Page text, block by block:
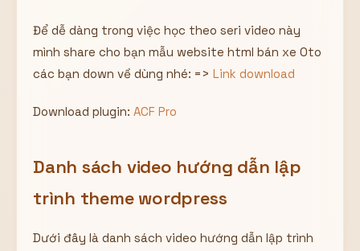
Để dễ dàng trong việc học theo seri video này
mình share cho bạn mẫu website html bán xe Oto
các bạn down về dùng nhé: => Link download
Download plugin: ACF Pro
Danh sách video hướng dẫn lập
trình theme wordpress
Dưới đây là danh sách video hướng dẫn lập trình